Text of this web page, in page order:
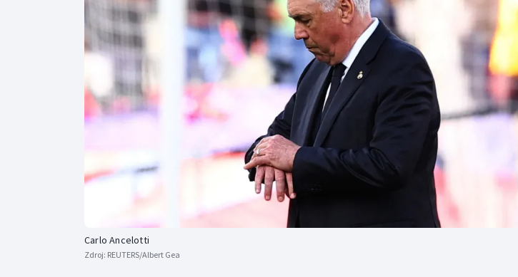
Curling
Dostihy
Golf
Gymnastika
Moderní pětiboj
Motorsport
Olympijské hry
Parasport
Plavání
Plážový volejbal
Carlo Ancelotti
Zdroj: REUTERS/Albert Gea